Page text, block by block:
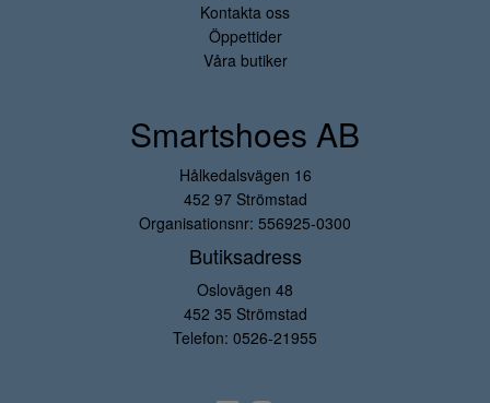
Kontakta oss
Öppettider
Våra butiker
Smartshoes AB
Hålkedalsvägen 16
452 97 Strömstad
Organisationsnr: 556925-0300
Butiksadress
Oslovägen 48
452 35 Strömstad
Telefon: 0526-21955